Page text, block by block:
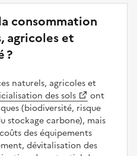
consommation
agricoles et
?
naturels, agricoles et
des sols
ont
(biodiversité, risque
carbone), mais
des équipements
dévitalisation des